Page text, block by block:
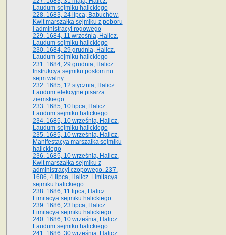
Laudum sejmiku halickiego
228. 1683, 24 lipca, Babuchów.
Kwit marszałka sejmiku z poboru
i administracyi rogowego
229. 1684, 11 września, Halicz.
Laudum sejmiku halickiego
230. 1684, 29 grudnia, Halicz.
Laudum sejmiku halickiego
231. 1684, 29 grudnia, Halicz.
Instrukcya sejmiku posłom nu
sejm walny
232. 1685, 12 stycznia, Halicz.
Laudum elekcyjne pisarza
ziemskiego
233. 1685, 10 lipca, Halicz.
Laudum sejmiku halickiego
234. 1685, 10 września, Halicz.
Laudum sejmiku halickiego
235. 1685, 10 września, Halicz.
Manifestacya marszałka sejmiku
halickiego
236. 1685, 10 września, Halicz.
Kwit marszałka sejmiku z
administracyi czopowego. 237.
1686, 4 lipca, Halicz. Limitacya
sejmiku halickiego
238. 1686, 11 lipca, Halicz.
Limitacya sejmiku halickiego.
239. 1686, 23 lipca, Halicz.
Limitacya sejmiku halickiego
240. 1686, 10 września, Halicz.
Laudum sejmiku halickiego
241. 1686, 30 września, Halicz.